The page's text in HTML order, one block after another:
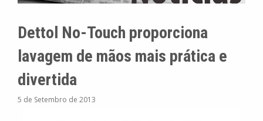
Dettol No-Touch proporciona
lavagem de mãos mais prática e
divertida
5 de Setembro de 2013